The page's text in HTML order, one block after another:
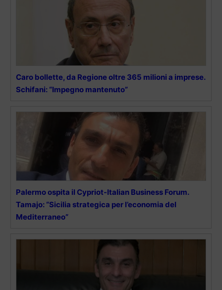
Caro bollette, da Regione oltre 365 milioni a imprese.
Schifani: “Impegno mantenuto”
Palermo ospita il Cypriot-Italian Business Forum.
Tamajo: “Sicilia strategica per l’economia del
Mediterraneo”